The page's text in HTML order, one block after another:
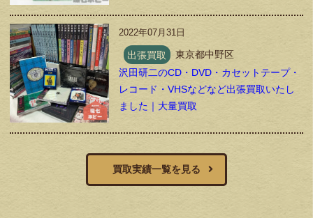
2022年07月31日
出張買取
東京都中野区
沢田研二のCD・DVD・カセットテープ・
レコード・VHSなどなど出張買取いたし
ました｜大量買取
買取実績一覧を見る